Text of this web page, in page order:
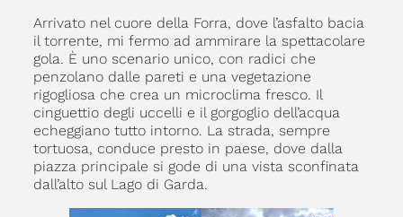
Arrivato nel cuore della Forra, dove l’asfalto bacia
il torrente, mi fermo ad ammirare la spettacolare
gola. È uno scenario unico, con radici che
penzolano dalle pareti e una vegetazione
rigogliosa che crea un microclima fresco. Il
cinguettio degli uccelli e il gorgoglio dell’acqua
echeggiano tutto intorno. La strada, sempre
tortuosa, conduce presto in paese, dove dalla
piazza principale si gode di una vista sconfinata
dall’alto sul Lago di Garda.